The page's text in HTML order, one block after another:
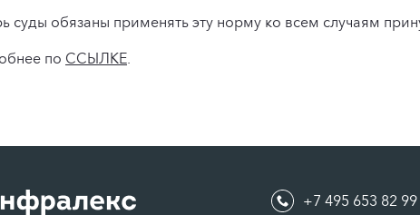
суды обязаны применять эту норму ко всем случаям
по ССЫЛКЕ.
+7 495 653 82 99